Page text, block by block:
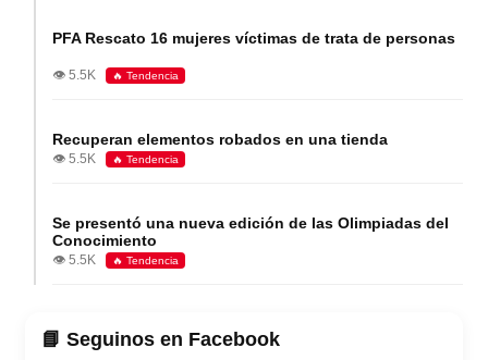
PFA Rescato 16 mujeres víctimas de trata de personas
👁️ 5.5K 🔥 Tendencia
Recuperan elementos robados en una tienda
👁️ 5.5K 🔥 Tendencia
Se presentó una nueva edición de las Olimpiadas del
Conocimiento
👁️ 5.5K 🔥 Tendencia
📘 Seguinos en Facebook